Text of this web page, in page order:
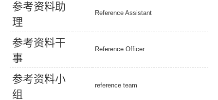
参考资料助
理
Reference Assistant
参考资料干
事
Reference Officer
参考资料小
组
reference team